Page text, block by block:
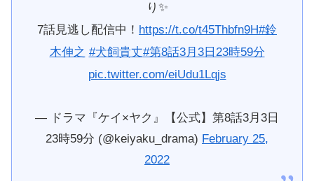
り✨
7話見逃し配信中！ https://t.co/t45Thbfn9H#鈴
木伸之 #犬飼貴丈#第8話3月3日23時59分
pic.twitter.com/eiUdu1Lqjs
— ドラマ『ケイ×ヤク』【公式】第8話3月3日
23時59分 (@keiyaku_drama) February 25,
2022